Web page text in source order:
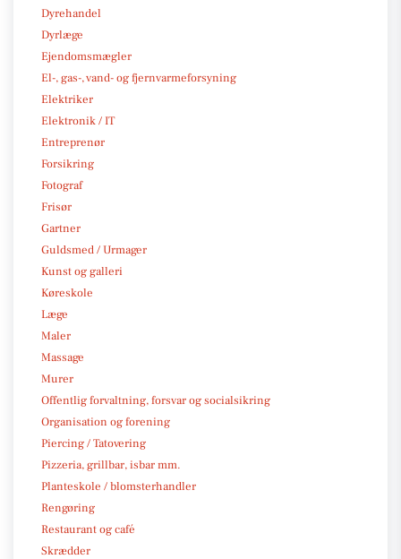
Dyrehandel
Dyrlæge
Ejendomsmægler
El-, gas-, vand- og fjernvarmeforsyning
Elektriker
Elektronik / IT
Entreprenør
Forsikring
Fotograf
Frisør
Gartner
Guldsmed / Urmager
Kunst og galleri
Køreskole
Læge
Maler
Massage
Murer
Offentlig forvaltning, forsvar og socialsikring
Organisation og forening
Piercing / Tatovering
Pizzeria, grillbar, isbar mm.
Planteskole / blomsterhandler
Rengøring
Restaurant og café
Skrædder